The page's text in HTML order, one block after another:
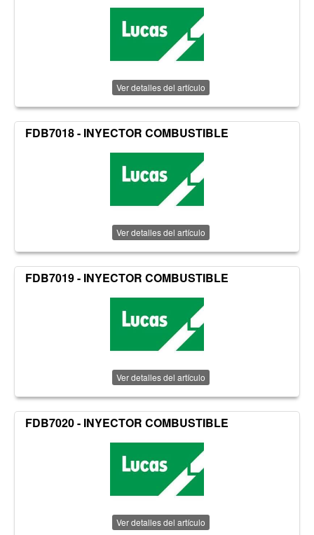
Ver detalles del artículo
FDB7018 - INYECTOR COMBUSTIBLE
Ver detalles del artículo
FDB7019 - INYECTOR COMBUSTIBLE
Ver detalles del artículo
FDB7020 - INYECTOR COMBUSTIBLE
Ver detalles del artículo